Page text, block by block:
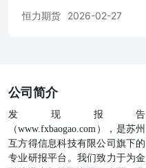
恒力期货 2026-02-27
公司简介
发现报告
（www.fxbaogao.com），是苏州
互方得信息科技有限公司旗下的
专业研报平台。我们致力于为金